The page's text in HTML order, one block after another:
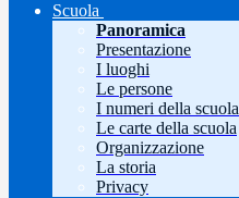
Scuola
Panoramica
Presentazione
I luoghi
Le persone
I numeri della scuola
Le carte della scuola
Organizzazione
La storia
Privacy